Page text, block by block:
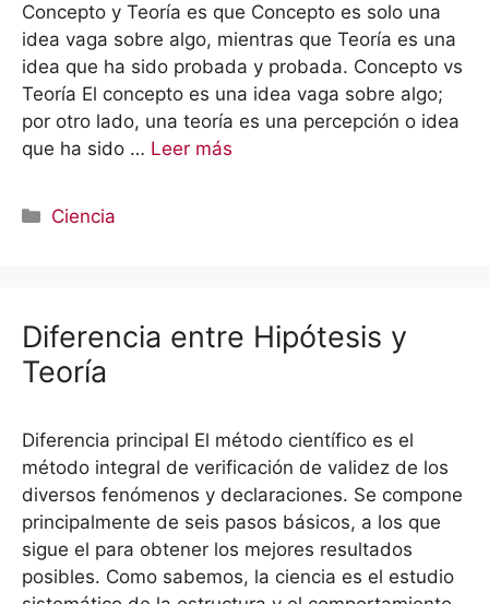
Concepto y Teoría es que Concepto es solo una
idea vaga sobre algo, mientras que Teoría es una
idea que ha sido probada y probada. Concepto vs
Teoría El concepto es una idea vaga sobre algo;
por otro lado, una teoría es una percepción o idea
que ha sido … Leer más
Categorías
Ciencia
Diferencia entre Hipótesis y
Teoría
Diferencia principal El método científico es el
método integral de verificación de validez de los
diversos fenómenos y declaraciones. Se compone
principalmente de seis pasos básicos, a los que
sigue el para obtener los mejores resultados
posibles. Como sabemos, la ciencia es el estudio